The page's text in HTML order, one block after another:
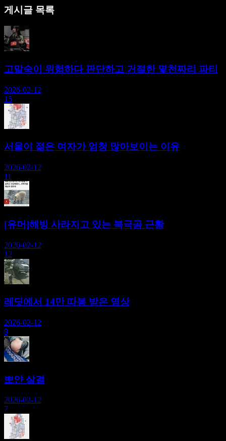
게시글 목록
고말숙이 위험하다 판단하고 거절한 몇천짜리 파티
2026-02-12
15
서울이 젊은 여자가 엄청 많아보이는 이유
2026-02-12
11
[유머]해빙 사라지고 있는 북극곰 근황
2026-02-12
12
레딧에서 14만 따봉 받은 영상
2026-02-12
9
뽀얀 살결
2026-02-12
7